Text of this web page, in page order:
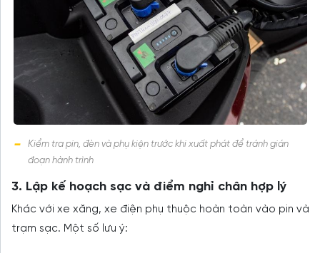
Kiểm tra pin, đèn và phụ kiện trước khi xuất phát để tránh gián
đoạn hành trình
3. Lập kế hoạch sạc và điểm nghỉ chân hợp lý
Khác với xe xăng, xe điện phụ thuộc hoàn toàn vào pin và
trạm sạc. Một số lưu ý: